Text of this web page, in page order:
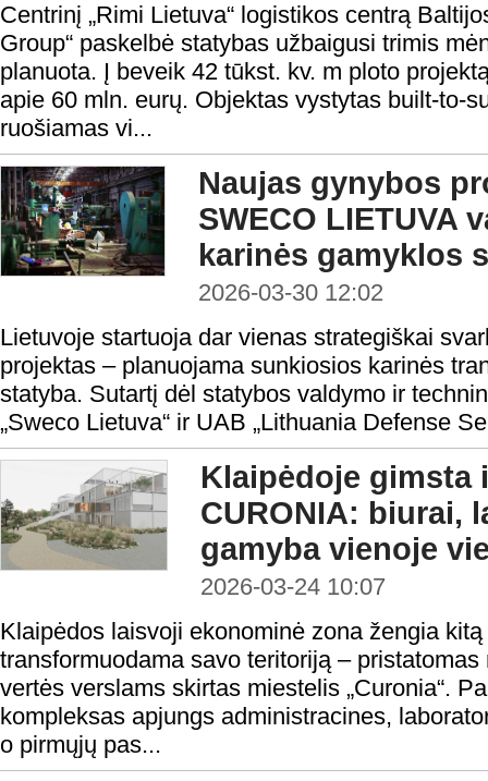
Centrinį „Rimi Lietuva“ logistikos centrą
Group“ paskelbė statybas užbaigusi trimis
planuota. Į beveik 42 tūkst. kv. m ploto
apie 60 mln. eurų. Objektas vystytas built-to-
ruošiamas vi...
Naujas gynybos
SWECO LIETUVA
karinės gamyklos
2026-03-30 12:02
Lietuvoje startuoja dar vienas strategiškai
projektas – planuojama sunkiosios karinės
statyba. Sutartį dėl statybos valdymo ir
„Sweco Lietuva“ ir UAB „Lithuania Defense
Klaipėdoje gimsta
CURONIA: biurai,
gamyba vienoje
2026-03-24 10:07
Klaipėdos laisvoji ekonominė zona žengia
transformuodama savo teritoriją –
vertės verslams skirtas miestelis „Curonia“.
kompleksas apjungs administracines,
o pirmųjų pas...